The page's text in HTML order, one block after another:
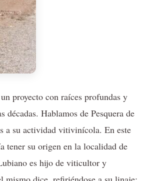
proyecto con raíces profundas y
Hablamos de Pesquera de
a su actividad vitivinícola. En este
tener su origen en la localidad de
es hijo de viticultor y